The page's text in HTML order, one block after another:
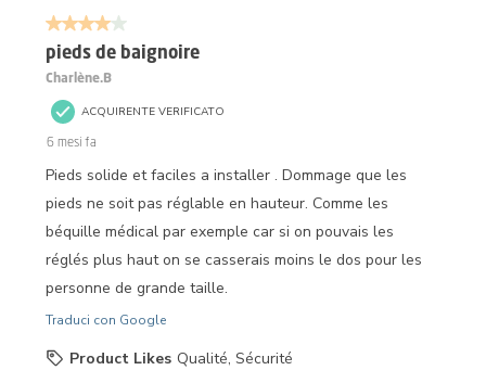
4 su 5 stelle.
pieds de baignoire
Charlène.B
ACQUIRENTE VERIFICATO
6 mesi fa
Pieds solide et faciles a installer . Dommage que les
pieds ne soit pas réglable en hauteur. Comme les
béquille médical par exemple car si on pouvais les
réglés plus haut on se casserais moins le dos pour les
personne de grande taille.
Traduci con Google
Product Likes Qualité, Sécurité